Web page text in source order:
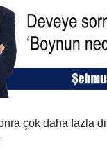
çok daha fazla